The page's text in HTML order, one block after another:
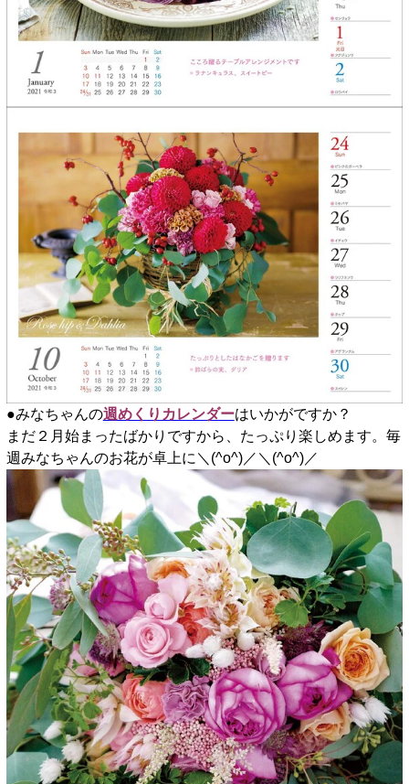
●みなちゃんの週めくりカレンダーはいかがですか？
まだ２月始まったばかりですから、たっぷり楽しめます。毎
週みなちゃんのお花が卓上に＼(^o^)／＼(^o^)／